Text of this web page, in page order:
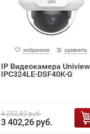
избранное сравнить
IP Видеокамера Uniview
IPC324LE-DSF40K-G
4 252,82 руб.
3 402,26 руб.